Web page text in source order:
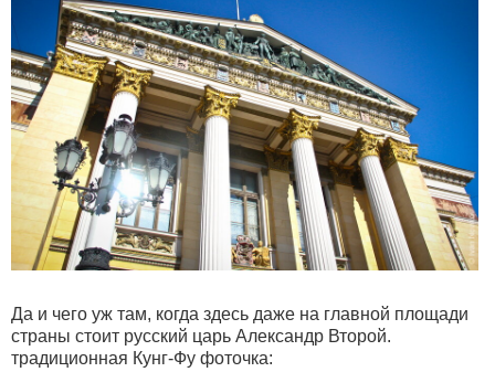
Да и чего уж там, когда здесь даже на главной площади
страны стоит русский царь Александр Второй.
традиционная Кунг-Фу фоточка: